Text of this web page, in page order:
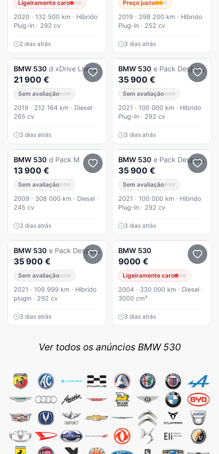
Ligeiramente caro
2020 · 132 500 km · Híbrido
Plug-In · 292 cv
2 dias atrás
Preço justo
2019 · 298 200 km · Híbrido
Plug-In · 252 cv
3 dias atrás
BMW 530 d xDrive Line Luxury Auto
21 900 €
Sem avaliação
2019 · 212 164 km · Diesel ·
265 cv
3 dias atrás
BMW 530 e Pack Desportivo M
35 900 €
Sem avaliação
2021 · 100 000 km · Híbrido
Plug-In · 292 cv
3 dias atrás
BMW 530 d Pack M
13 900 €
Sem avaliação
2009 · 308 000 km · Diesel ·
245 cv
3 dias atrás
BMW 530 e Pack Desportivo M
35 900 €
Sem avaliação
2021 · 100 000 km · Híbrido
Plug-In · 292 cv
3 dias atrás
BMW 530 e Pack Desportivo M
35 900 €
Sem avaliação
2021 · 109 999 km · Híbrido
plugin · 292 cv
3 dias atrás
BMW 530
9000 €
Ligeiramente caro
2004 · 330 000 km · Diesel ·
3000 cm³
3 dias atrás
Ver todos os anúncios BMW 530